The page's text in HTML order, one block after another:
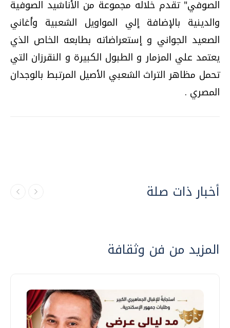
الصوفي" تقدم خلاله مجموعة من الأناشيد الصوفية
والدينية بالإضافة إلي المواويل الشعبية وأغاني
الصعيد الجواني و إستعراضاته بطابعه الخاص الذي
يعتمد علي المزمار و الطبول الكبيرة و النقرزان التي
تحمل مظاهر التراث الشعبي الأصيل المرتبط بالوجدان
المصري .
أخبار ذات صلة
المزيد من فن وثقافة